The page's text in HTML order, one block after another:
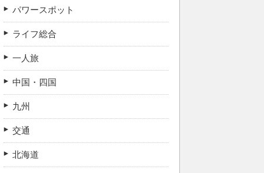
パワースポット
ライフ総合
一人旅
中国・四国
九州
交通
北海道